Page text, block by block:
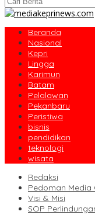
Beranda
Nasional
Kepri
Lingga
Karimun
Batam
Pelalawan
Pekanbaru
Peristiwa
bisnis
pendidikan
teknologi
wisata
Redaksi
Pedoman Media
Visi & Misi
SOP